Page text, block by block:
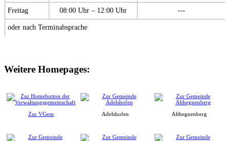
Freitag 08:00 Uhr – 12:00 Uhr ---
oder nach Terminabsprache
Weitere Homepages:
Zur VGem Adelshofen Althegnenberg